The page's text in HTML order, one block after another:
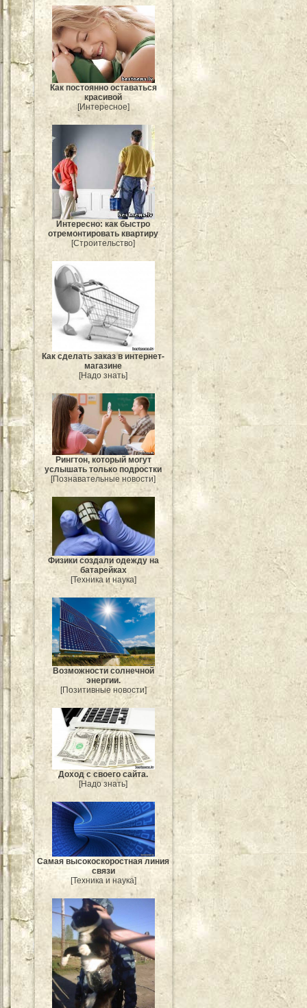
Как постоянно оставаться
красивой
[Интересное]
Интересно: как быстро
отремонтировать квартиру
[Строительство]
Как сделать заказ в интернет-
магазине
[Надо знать]
Рингтон, который могут
услышать только подростки
[Познавательные новости]
Физики создали одежду на
батарейках
[Техника и наука]
Возможности солнечной
энергии.
[Позитивные новости]
Доход с своего сайта.
[Надо знать]
Самая высокоскоростная линия
связи
[Техника и наука]